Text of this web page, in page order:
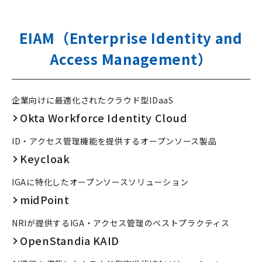
EIAM（Enterprise Identity and
Access Management）
企業向けに最適化されたクラウド型IDaaS
Okta Workforce Identity Cloud
ID・アクセス管理機能を提供するオープンソース製品
Keycloak
IGAに特化したオープンソースソリューション
midPoint
NRIが提供するIGA・アクセス管理のベストプラクティス
OpenStandia KAID